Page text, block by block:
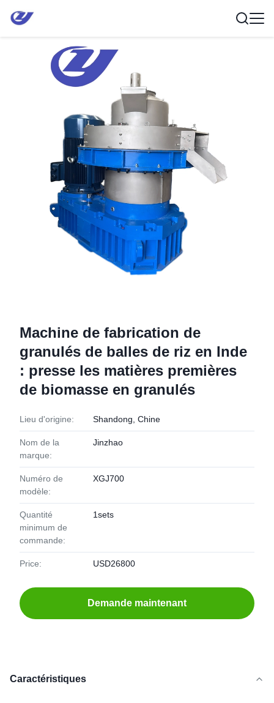
Machine de fabrication de
granulés de balles de riz en Inde
: presse les matières premières
de biomasse en granulés
Lieu d'origine: Shandong, Chine
Nom de la
marque:
Jinzhao
Numéro de
modèle:
XGJ700
Quantité
minimum de
commande:
1sets
Price: USD26800
Demande maintenant
Caractéristiques